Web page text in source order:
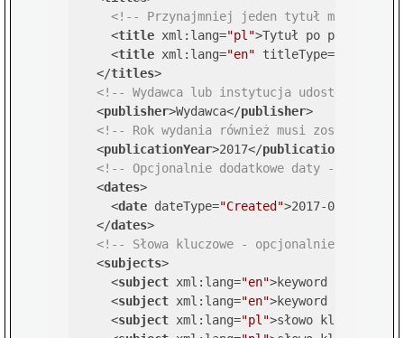
<!-- Przynajmniej jeden tytuł musi
<title xml:lang="pl">Tytuł po polsku
<title xml:lang="en" titleType=
</titles>
<!-- Wydawca lub instytucja
<publisher>Wydawca</publisher>
<!-- Rok wydania również musi zostać
<publicationYear>2017</publicationYear
<!-- Opcjonalnie dodatkowe daty -->
<dates>
<date dateType="Created">2017-03-23
</dates>
<!-- Słowa kluczowe - opcjonalnie -->
<subjects>
<subject xml:lang="en">keyword 1
<subject xml:lang="en">keyword 2
<subject xml:lang="pl">słowo kluczowe 1